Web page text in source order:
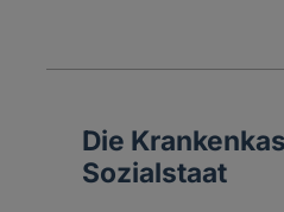
Die
Sozialstaat